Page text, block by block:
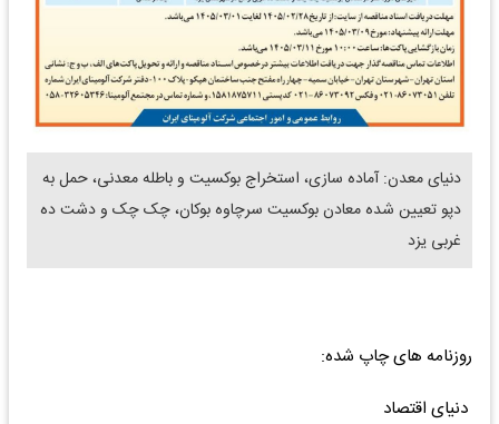
دنیای معدن: آماده سازی، استخراج بوکسیت و باطله معدنی، حمل به
دپو تعیین شده معادن بوکسیت سرچاوه بوکان، چک چک و دشت ده
غربی یزد
روزنامه های چاپ شده:
دنیای اقتصاد